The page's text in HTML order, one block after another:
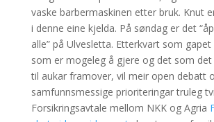
vaske barbermaskinen etter bruk. Knut
i denne eine kjelda. På søndag er det
alle” på Ulvesletta. Etterkvart som
som er mogeleg å gjere og det som
til aukar framover, vil meir open debatt
samfunnsmessige prioriteringar truleg
Forsikringsavtale mellom NKK og Agria